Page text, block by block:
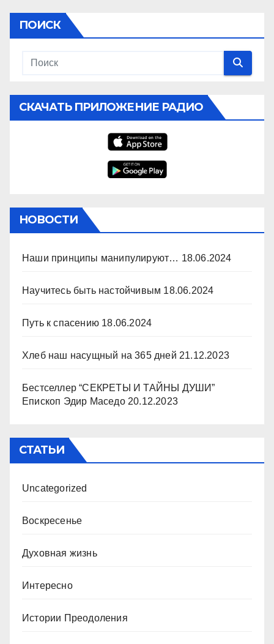
ПОИСК
СКАЧАТЬ ПРИЛОЖЕНИЕ РАДИО
НОВОСТИ
Наши принципы манипулируют… 18.06.2024
Научитесь быть настойчивым 18.06.2024
Путь к спасению 18.06.2024
Хлеб наш насущный на 365 дней 21.12.2023
Бестселлер “СЕКРЕТЫ И ТАЙНЫ ДУШИ”
Епископ Эдир Маседо 20.12.2023
СТАТЬИ
Uncategorized
Воскресенье
Духовная жизнь
Интересно
Истории Преодоления